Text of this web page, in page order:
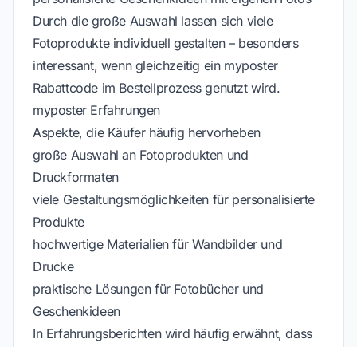
Durch die große Auswahl lassen sich viele
Fotoprodukte individuell gestalten – besonders
interessant, wenn gleichzeitig ein myposter
Rabattcode im Bestellprozess genutzt wird.
myposter Erfahrungen
Aspekte, die Käufer häufig hervorheben
große Auswahl an Fotoprodukten und
Druckformaten
viele Gestaltungsmöglichkeiten für personalisierte
Produkte
hochwertige Materialien für Wandbilder und
Drucke
praktische Lösungen für Fotobücher und
Geschenkideen
In Erfahrungsberichten wird häufig erwähnt, dass